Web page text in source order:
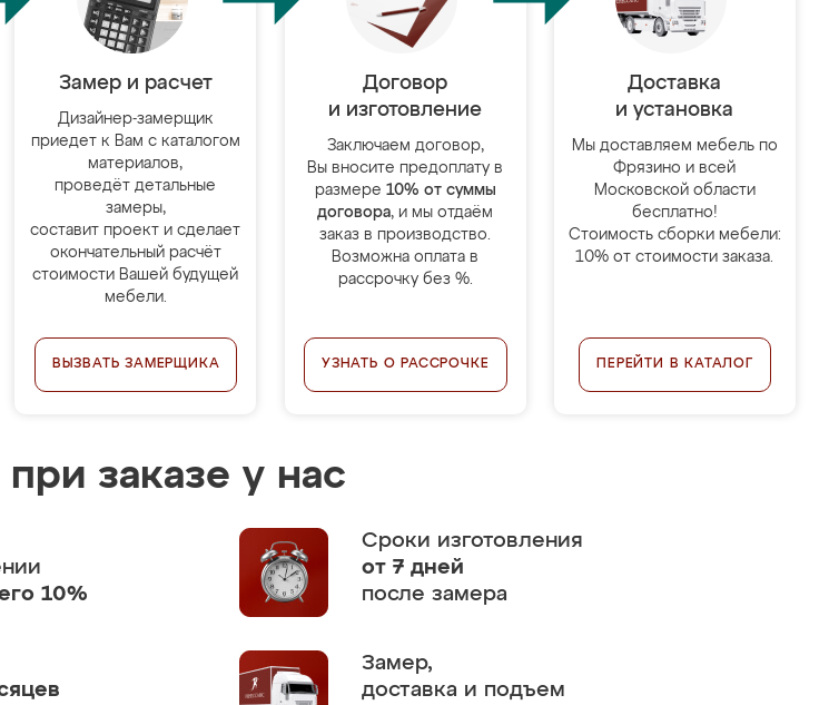
Замер и расчет
Дизайнер-замерщик
приедет к Вам с каталогом
материалов,
проведёт детальные
замеры,
составит проект и сделает
окончательный расчёт
стоимости Вашей будущей
мебели.
ВЫЗВАТЬ ЗАМЕРЩИКА
Договор
и изготовление
Заключаем договор,
Вы вносите предоплату в
размере 10% от суммы
договора, и мы отдаём
заказ в производство.
Возможна оплата в
рассрочку без %.
УЗНАТЬ О РАССРОЧКЕ
Доставка
и установка
Мы доставляем мебель по
Фрязино и всей
Московской области
бесплатно!
Стоимость сборки мебели:
10% от стоимости заказа.
ПЕРЕЙТИ В КАТАЛОГ
заказе у нас
10%
Сроки изготовления
от 7 дней
после замера
Замер,
доставка и подъем